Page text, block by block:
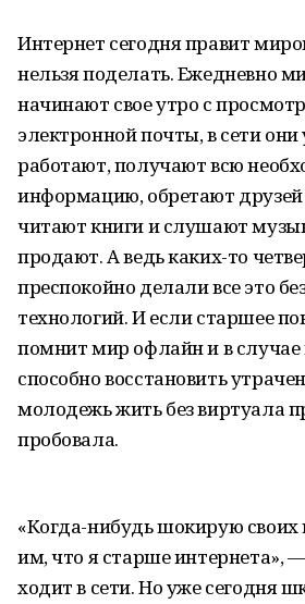
Интернет сегодня правит
нельзя поделать. Ежедневно
начинают свое утро с
электронной почты, в сети они
работают, получают всю
информацию, обретают
читают книги и слушают
продают. А ведь каких-то
преспокойно делали все это
технологий. И если старшее
помнит мир офлайн и в
способно восстановить
молодежь жить без виртуала
пробовала.
«Когда-нибудь шокирую своих
им, что я старше интернета»,
ходит в сети. Но уже сегодня